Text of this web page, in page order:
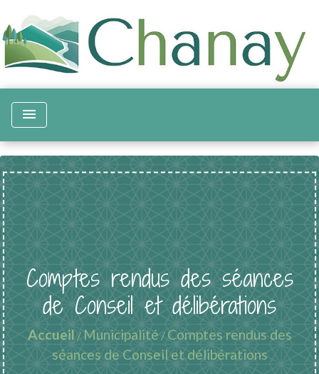
menu
Comptes rendus des séances
de Conseil et délibérations
Accueil /Municipalité/Comptes rendus des
séances de Conseil et délibérations